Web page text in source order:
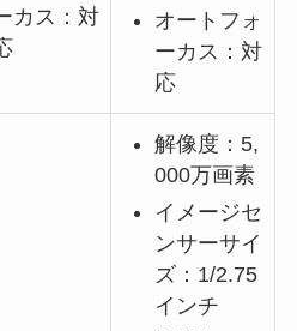
カス：対
オートフォ
ーカス：対
応
解像度：5,
000万画素
イメージセ
ンサーサイ
ズ：1/2.75
インチ